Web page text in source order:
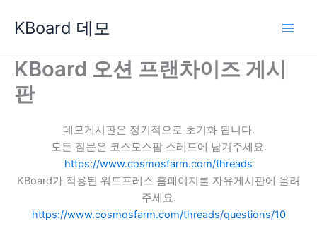
로
KBoard 데모
KBoard 오션 프랜차이즈 게시
판
데모게시판은 정기적으로 초기화 됩니다.
모든 질문은 코스모스팜 스레드에 남겨주세요.
https://www.cosmosfarm.com/threads
KBoard가 적용된 워드프레스 홈페이지를 자유게시판에 올려
주세요.
https://www.cosmosfarm.com/threads/questions/10